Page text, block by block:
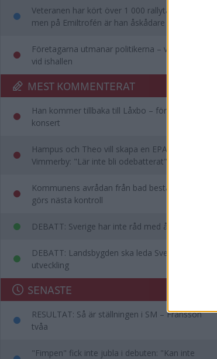
Veteranen har kört över 1 000 rallytävlingar –
men på Emiltrofén är han åskådare
Företagarna utmanar politikerna – vill se dem
vid ishallen
MEST KOMMENTERAT
Han kommer tillbaka till Låxbo – för egen
konsert
Hampus och Theo vill skapa en EPA-slinga i
Vimmerby: "Lär inte bli odebatterat"
Kommunens avrådan från bad består – då
görs nästa kontroll
DEBATT: Sverige har inte råd med ålderism
DEBATT: Landsbygden ska leda Sveriges
utveckling
SENASTE
RESULTAT: Så är ställningen i SM – Fransson
tvåa
"Fimpen" fick inte jubla i debuten: "Kan inte